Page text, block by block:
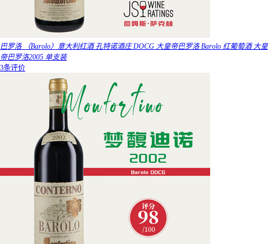
巴罗洛 （Barolo）意大利红酒 孔特诺酒庄 DOCG 大皇帝巴罗洛 Barolo 红葡萄酒 大皇
帝巴罗洛2005 单支装
3条评价